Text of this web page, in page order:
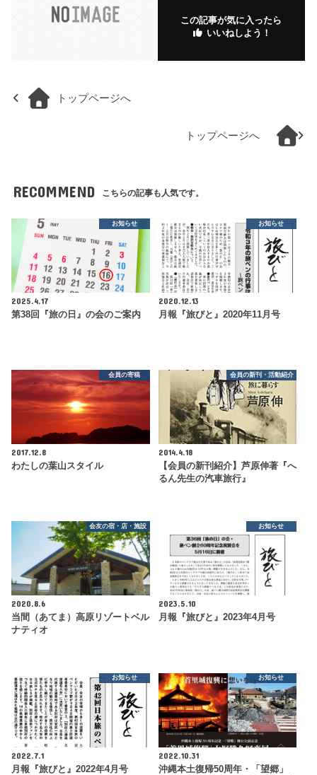
この記事が気に入ったら
いいねしよう！
トップページへ
トップページへ
RECOMMEND こちらの記事も人気です。
お知らせ
2025.4.17
第38回『旅の日』の会のご案内
お知らせ
2020.12.13
月報『旅びと』2020年11月号
会員の寄稿
2017.12.8
わたしの葉山スタイル
会員の新刊・活動紹介
2014.4.18
【会員の新刊紹介】芦原伸著『へ
るん先生の汽車旅行』
会友の宿・店・施設
2020.8.6
当間（あてま）高原リゾートベル
ナティオ
お知らせ
2023.5.10
月報『旅びと』2023年4月号
お知らせ
2022.7.1
月報『旅びと』2022年4月号
お知らせ
2022.10.31
沖縄本土復帰50周年・「望郷」